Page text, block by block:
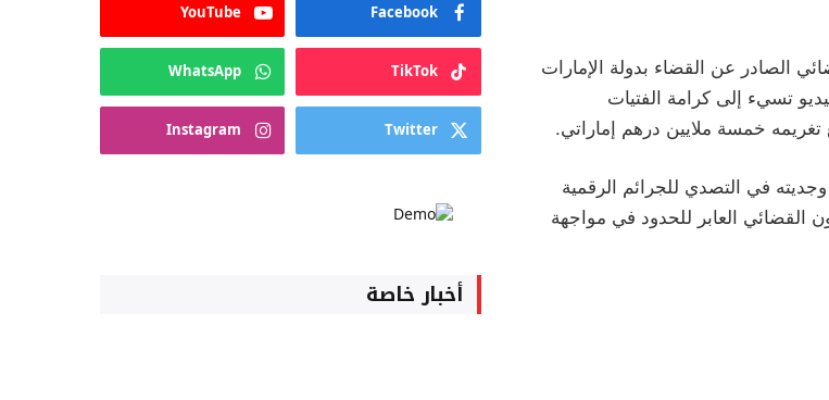
الصادر عن القضاء بدولة الإمارات
تسيء إلى كرامة الفتيات
خمسة ملايين درهم إماراتي.
في التصدي للجرائم الرقمية
القضائي العابر للحدود في مواجهة
Facebook
YouTube
TikTok
WhatsApp
Twitter
Instagram
أخبار خاصة